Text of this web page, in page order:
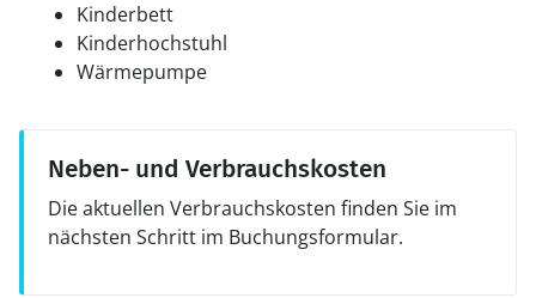
Kinderbett
Kinderhochstuhl
Wärmepumpe
Neben- und Verbrauchskosten
Die aktuellen Verbrauchskosten finden Sie im
nächsten Schritt im Buchungsformular.